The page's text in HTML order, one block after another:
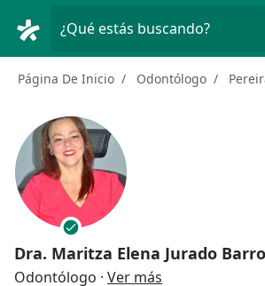
¿Qué estás buscando?
Página De Inicio Odontólogo
Dra. Maritza Elena Jurado
Odontólogo · Ver más